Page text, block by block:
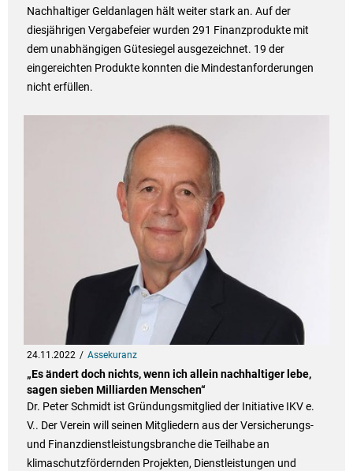
Nachhaltiger Geldanlagen hält weiter stark an. Auf der
diesjährigen Vergabefeier wurden 291 Finanzprodukte mit
dem unabhängigen Gütesiegel ausgezeichnet. 19 der
eingereichten Produkte konnten die Mindestanforderungen
nicht erfüllen.
24.11.2022 Assekuranz
„Es ändert doch nichts, wenn ich allein nachhaltiger lebe,
sagen sieben Milliarden Menschen“
Dr. Peter Schmidt ist Gründungsmitglied der Initiative IKV e.
V.. Der Verein will seinen Mitgliedern aus der Versicherungs-
und Finanzdienstleistungsbranche die Teilhabe an
klimaschutzfördernden Projekten, Dienstleistungen und